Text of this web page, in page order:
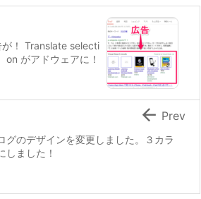
！ Translate selecti
on がアドウェアに！
グのデザインを変更しました。３カラ
しました！
 Prev